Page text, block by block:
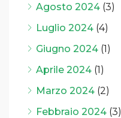
Agosto 2024 (3)
Luglio 2024 (4)
Giugno 2024 (1)
Aprile 2024 (1)
Marzo 2024 (2)
Febbraio 2024 (3)